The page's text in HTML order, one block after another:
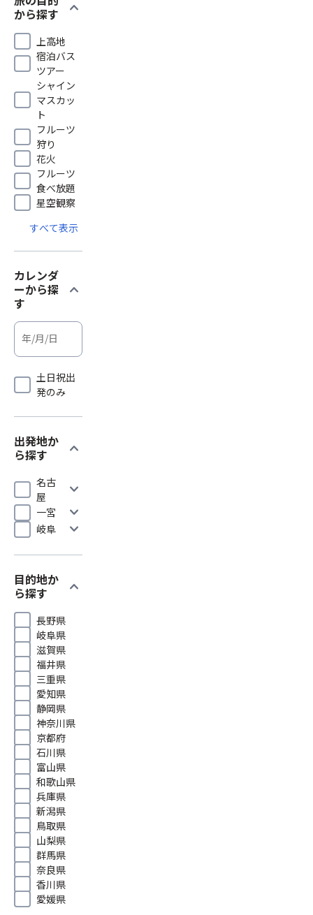
から探す
expand_more
上高地
宿泊バス
ツアー
シャイン
マスカッ
ト
フルーツ
狩り
花火
フルーツ
食べ放題
星空観察
すべて表示
カレンダ
ーから探
す
expand_more
土日祝出
発のみ
出発地か
ら探す
expand_more
名古
屋
expand_more
一宮 expand_more
岐阜 expand_more
目的地か
ら探す
expand_more
長野県
岐阜県
滋賀県
福井県
三重県
愛知県
静岡県
神奈川県
京都府
石川県
富山県
和歌山県
兵庫県
新潟県
鳥取県
山梨県
群馬県
奈良県
香川県
愛媛県